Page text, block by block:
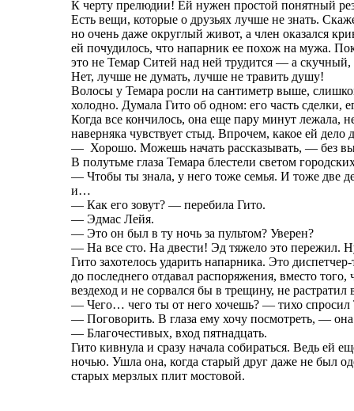
К черту прелюдии! Ей нужен простой понятный
Есть вещи, которые о друзьях лучше не знать.
но очень даже округлый живот, а член оказался
ей почудилось, что напарник ее похож на мужа.
это не Темар Ситей над ней трудится — а
Нет, лучше не думать, лучше не травить душу!
Волосы у Темара росли на сантиметр выше,
холодно. Думала Гито об одном: его часть сделки,
Когда все кончилось, она еще пару минут лежала,
наверняка чувствует стыд. Впрочем, какое ей дело
— Хорошо. Можешь начать рассказывать, — без
В полутьме глаза Темара блестели светом
— Чтобы ты знала, у него тоже семья. И тоже две
и…
— Как его зовут? — перебила Гито.
— Эдмас Лейя.
— Это он был в ту ночь за пультом? Уверен?
— На все сто. На двести! Эд тяжело это пережил.
Гито захотелось ударить напарника. Это
до последнего отдавал распоряжения, вместо
вездеход и не сорвался бы в трещину, не
— Чего… чего ты от него хочешь? — тихо спросил
— Поговорить. В глаза ему хочу посмотреть, —
— Благочестивых, вход пятнадцать.
Гито кивнула и сразу начала собираться. Ведь ей
ночью. Ушла она, когда старый друг даже не был
старых мерзлых плит мостовой.